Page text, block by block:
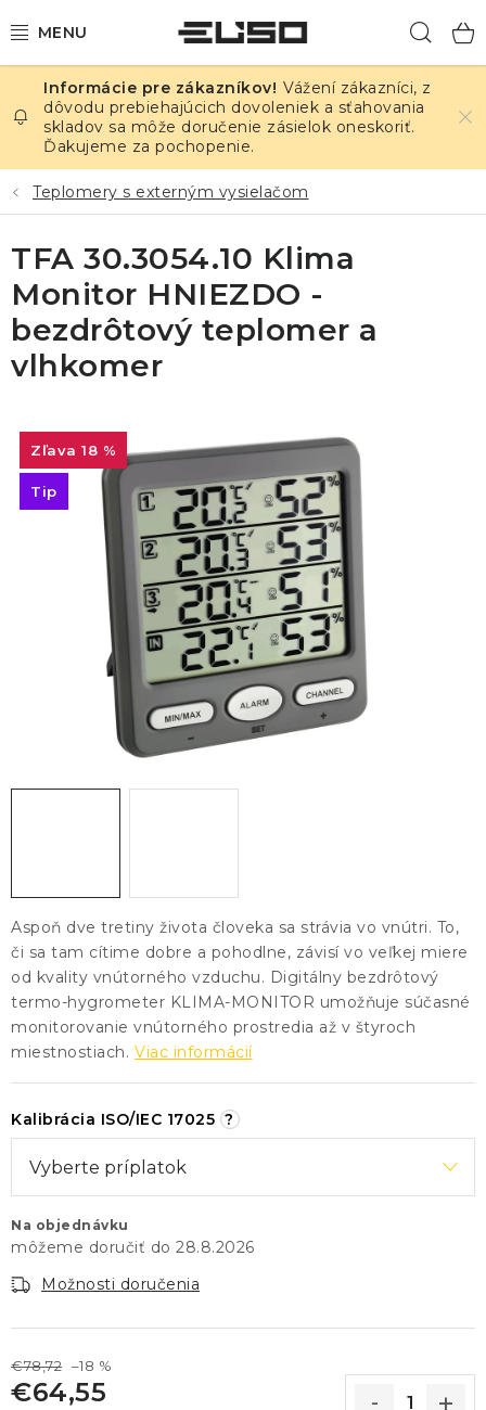
na
ELEKTRINA
TEPLOTA A VLHKOSŤ
TLAK A ÚNIKY
ZÁZNAMNÍKY
KALIBRÁCIA
TLAČ DPS
OSTATNÉ
KONTAKTY
Obchodné podmienky GDPR Slovník pojmov
Vážení zákazníci, z
dôvodu prebiehajúcich dovoleniek a sťahovania
skladov sa môže doručenie zásielok oneskoriť.
Ďakujeme za pochopenie.
Teplomery s externým vysielačom
Aspoň dve tretiny života človeka sa strávia vo vnútri. To,
či sa tam cítime dobre a pohodlne, závisí vo veľkej miere
od kvality vnútorného vzduchu. Digitálny bezdrôtový
termo-hygrometer KLIMA-MONITOR umožňuje súčasné
monitorovanie vnútorného prostredia až v štyroch
miestnostiach. Viac informácií
Kalibrácia ISO/IEC 17025 ?
Na objednávku
28.8.2026
Možnosti doručenia
€78,72 –18 %
€64,55
TFA 30.3054.10 Klima
Monitor HNIEZDO -
bezdrôtový teplomer a
vlhkomer
18 %
Tip